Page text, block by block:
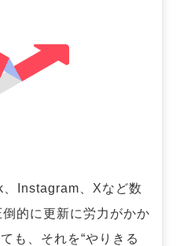
Instagram、Xなど数
的に更新に労力がかか
も、それを“やりきる